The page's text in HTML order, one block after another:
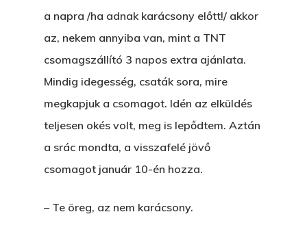
a napra /ha adnak karácsony előtt!/ akkor
az, nekem annyiba van, mint a TNT
csomagszállító 3 napos extra ajánlata.
Mindig idegesség, csaták sora, mire
megkapjuk a csomagot. Idén az elküldés
teljesen okés volt, meg is lepődtem. Aztán
a srác mondta, a visszafelé jövő
csomagot január 10-én hozza.
– Te öreg, az nem karácsony.